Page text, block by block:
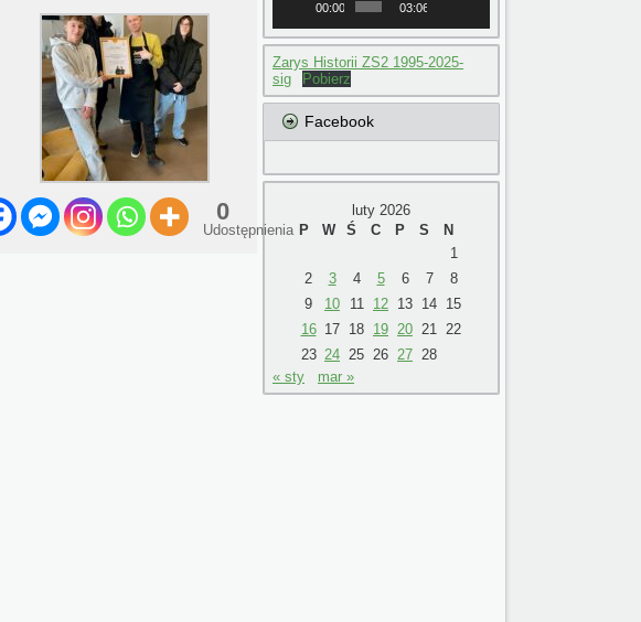
0
Udostępnienia
00:00 03:06
Zarys Historii ZS2 1995-2025-
sig
Pobierz
Facebook
luty 2026
P
W Ś C P S
N
1
2
3 4 5 6 7
8
9
10 11 12 13 14 15
16 17 18 19 20 21
22
23 24 25 26 27 28
« sty
mar »